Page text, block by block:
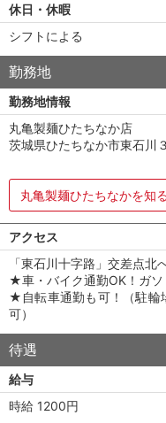
休日・休暇
シフトによる
勤務地
勤務地情報
丸亀製麺ひたちなか店
茨城県ひたちなか市東石川
丸亀製麺ひたちなかを知
アクセス
「東石川十字路」交差点北
★車・バイク通勤OK！ガソ
★自転車通勤も可！（駐輪
可）
待遇
給与
時給 1200円